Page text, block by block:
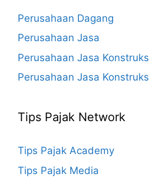
Perusahaan Dagang
Perusahaan Jasa
Perusahaan Jasa
Perusahaan Jasa
Tips Pajak Network
Tips Pajak Academy
Tips Pajak Media